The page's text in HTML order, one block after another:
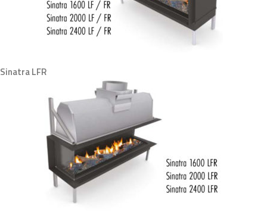
Sinatra LFR